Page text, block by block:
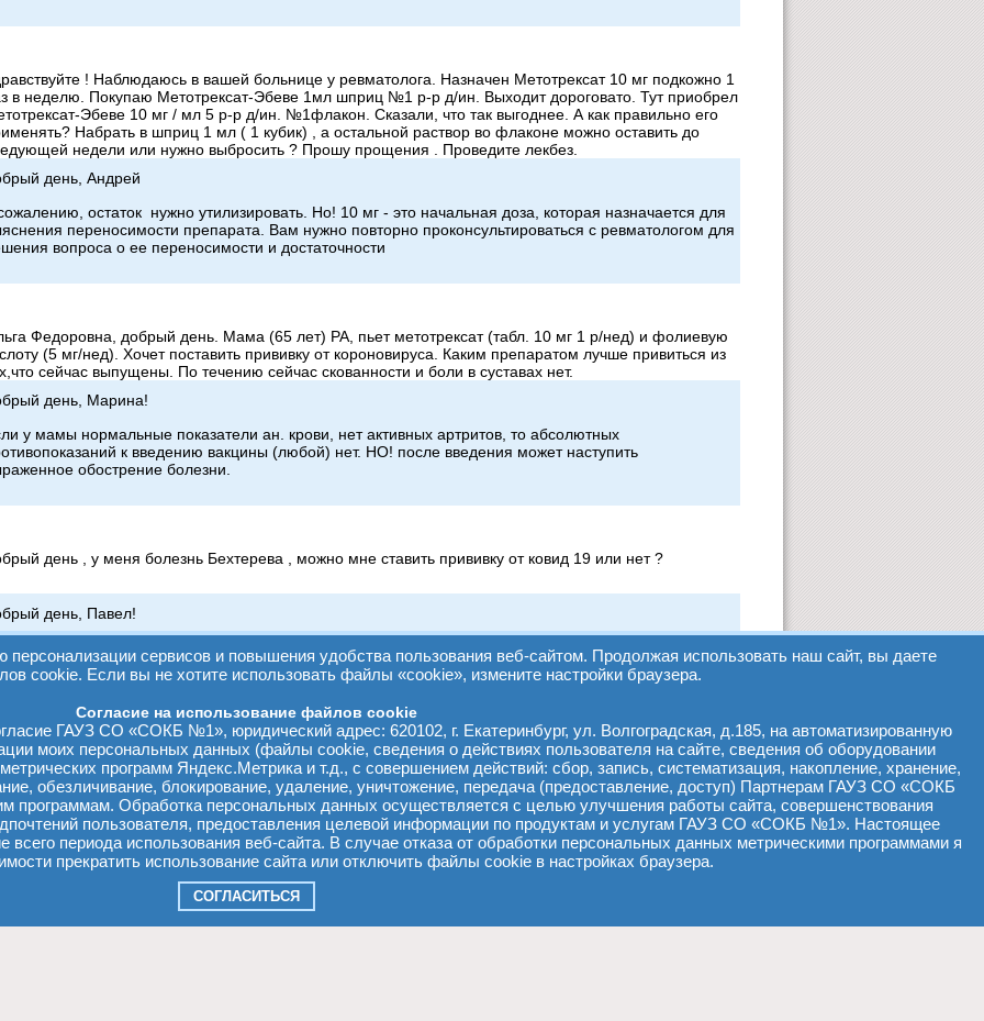
! Наблюдаюсь в вашей больнице у ревматолога. Назначен Метотрексат 10 мг подкожно 1
в неделю. Покупаю Метотрексат-Эбеве 1мл шприц №1 р-р д/ин. Выходит дороговато. Тут приобрел
Эбеве 10 мг / мл 5 р-р д/ин. №1флакон. Сказали, что так выгоднее. А как правильно его
Набрать в шприц 1 мл ( 1 кубик) , а остальной раствор во флаконе можно оставить до
недели или нужно выбросить ? Прошу прощения . Проведите лекбез.
день, Андрей
остаток нужно утилизировать. Но! 10 мг - это начальная доза, которая назначается для
переносимости препарата. Вам нужно повторно проконсультироваться с ревматологом для
вопроса о ее переносимости и достаточности
Федоровна, добрый день. Мама (65 лет) РА, пьет метотрексат (табл. 10 мг 1 р/нед) и фолиевую
(5 мг/нед). Хочет поставить прививку от короновируса. Каким препаратом лучше привиться из
сейчас выпущены. По течению сейчас скованности и боли в суставах нет.
день, Марина!
у мамы нормальные показатели ан. крови, нет активных артритов, то абсолютных
к введению вакцины (любой) нет. НО! после введения может наступить
обострение болезни.
день , у меня болезнь Бехтерева , можно мне ставить прививку от ковид 19 или нет ?
день, Павел!
в настоящее время нет обострения болезни, нормальные показатели ан. крови, то можно.
4 5 ...254 255 следующая страница→
учреждение здравоохранения Свердловской
клиническая больница №1"
ул. Волгоградская, д.185
sokbinfo@mail.ruтел:+7 (343) 363-03-
сервисов и повышения удобства пользования веб-сайтом. Продолжая использовать наш сайт, вы даете
cookie. Если вы не хотите использовать файлы «cookie», измените настройки браузера.
Согласие на использование файлов cookie
ГАУЗ СО «СОКБ №1», юридический адрес: 620102, г. Екатеринбург, ул. Волгоградская, д.185, на автоматизированную
моих персональных данных (файлы cookie, сведения о действиях пользователя на сайте, сведения об оборудовании
программ Яндекс.Метрика и т.д., с совершением действий: сбор, запись, систематизация, накопление, хранение,
обезличивание, блокирование, удаление, уничтожение, передача (предоставление, доступ) Партнерам ГАУЗ СО «СОКБ
программам. Обработка персональных данных осуществляется с целью улучшения работы сайта, совершенствования
пользователя, предоставления целевой информации по продуктам и услугам ГАУЗ СО «СОКБ №1». Настоящее
всего периода использования веб-сайта. В случае отказа от обработки персональных данных метрическими программами я
прекратить использование сайта или отключить файлы cookie в настройках браузера.
СОГЛАСИТЬСЯ